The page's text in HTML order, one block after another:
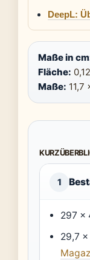
DeepL:
Maße in
Fläche:
Maße: 11,7
1
297 ×
29,7